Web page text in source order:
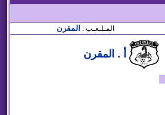
المـلـعـب : المقرن
أ . المقرن